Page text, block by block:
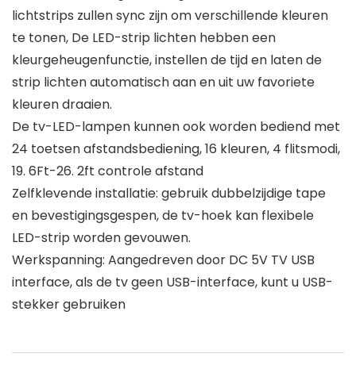
lichtstrips zullen sync zijn om verschillende kleuren
te tonen, De LED-strip lichten hebben een
kleurgeheugenfunctie, instellen de tijd en laten de
strip lichten automatisch aan en uit uw favoriete
kleuren draaien.
De tv-LED-lampen kunnen ook worden bediend met
24 toetsen afstandsbediening, 16 kleuren, 4 flitsmodi,
19. 6Ft-26. 2ft controle afstand
Zelfklevende installatie: gebruik dubbelzijdige tape
en bevestigingsgespen, de tv-hoek kan flexibele
LED-strip worden gevouwen.
Werkspanning: Aangedreven door DC 5V TV USB
interface, als de tv geen USB-interface, kunt u USB-
stekker gebruiken